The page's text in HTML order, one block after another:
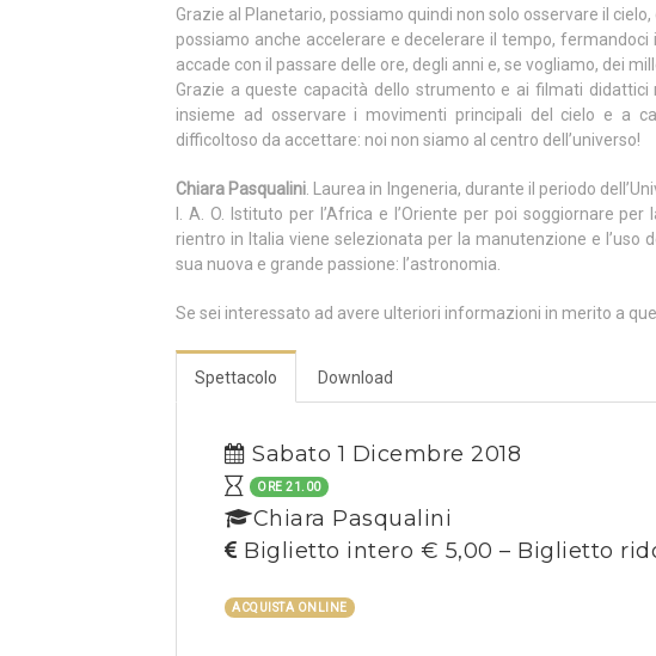
Grazie al Planetario, possiamo quindi non solo osservare il
possiamo anche accelerare e decelerare il tempo,
accade con il passare delle ore, degli anni e, se vogliamo, dei
Grazie a queste capacità dello strumento e ai filmati
insieme ad osservare i movimenti principali del cielo e a
difficoltoso da accettare: noi non siamo al centro dell’universo!
Chiara Pasqualini . Laurea in Ingeneria, durante il periodo
I. A. O. Istituto per l’Africa e l’Oriente per poi soggiornare
rientro in Italia viene selezionata per la manutenzione e l’uso
sua nuova e grande passione: l’astronomia.
Se sei interessato ad avere ulteriori informazioni in merito a
Spettacolo Download
Sabato 1 Dicembre 2018
ORE 21.00
Chiara Pasqualini
Biglietto intero € 5,00 – Biglietto
ACQUISTA ONLINE